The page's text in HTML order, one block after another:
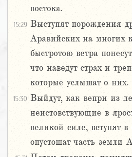
востока.
15:29 Выступят порождения
Аравийских на многих
быстротою ветра
что наведут страх и
которые услышат о них.
15:30 Выйдут, как вепри из
неистовствующие в
великой силе, вступят
опустошат часть земли